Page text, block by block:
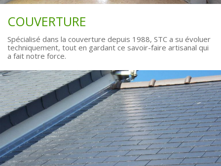
COUVERTURE
Spécialisé dans la couverture depuis 1988, STC a su évoluer
techniquement, tout en gardant ce savoir-faire artisanal qui
a fait notre force.